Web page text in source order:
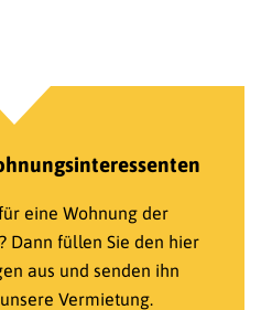
eine Wohnung der
Dann füllen Sie den hier
aus und senden ihn
Vermietung.